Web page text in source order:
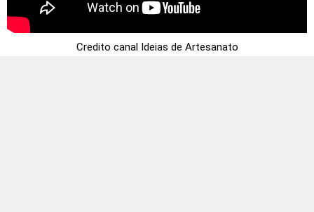
Credito canal Ideias de Artesanato